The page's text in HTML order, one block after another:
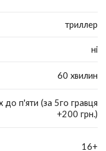
триллер
ні
60 хвилин
до п'яти (за 5го гравця
+200 грн.)
16+